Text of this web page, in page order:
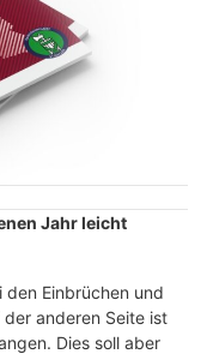
Jahr leicht
den Einbrüchen und
anderen Seite ist
Dies soll aber